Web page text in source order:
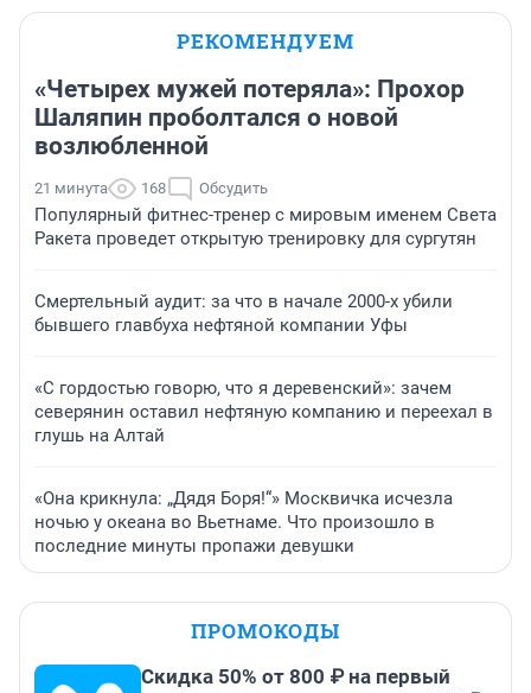
РЕКОМЕНДУЕМ
«Четырех мужей потеряла»: Прохор
Шаляпин проболтался о новой
возлюбленной
21 минута 168 Обсудить
Популярный фитнес-тренер с мировым именем Света
Ракета проведет открытую тренировку для сургутян
Смертельный аудит: за что в начале 2000-х убили
бывшего главбуха нефтяной компании Уфы
«С гордостью говорю, что я деревенский»: зачем
северянин оставил нефтяную компанию и переехал в
глушь на Алтай
«Она крикнула: „Дядя Боря!“» Москвичка исчезла
ночью у океана во Вьетнаме. Что произошло в
последние минуты пропажи девушки
ПРОМОКОДЫ
Скидка 50% от 800 ₽ на первый